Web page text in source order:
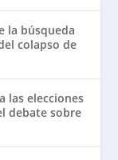
la búsqueda
colapso de
las elecciones
debate sobre